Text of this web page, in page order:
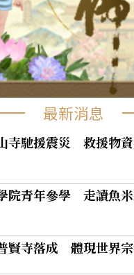
最新消息
寺馳援震災 救援物
院青年參學 走讀魚
賢寺落成 體現世界